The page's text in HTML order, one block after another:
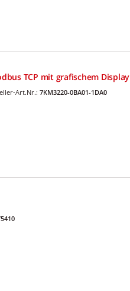
TCP mit grafischem Display
Art.Nr.: 7KM3220-0BA01-1DA0